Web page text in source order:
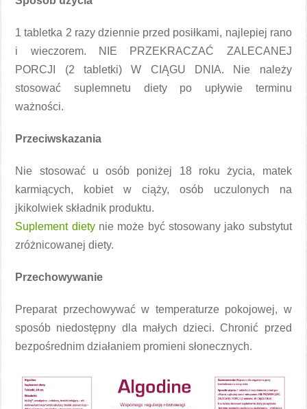
1 tabletka 2 razy dziennie przed posiłkami, najlepiej rano
i wieczorem. NIE PRZEKRACZAĆ ZALECANEJ
PORCJI (2 tabletki) W CIĄGU DNIA. Nie należy
stosować suplemnetu diety po upływie terminu
ważności.
Przeciwskazania
Nie stosować u osób poniżej 18 roku życia, matek
karmiących, kobiet w ciąży, osób uczulonych na
jkikolwiek składnik produktu.
Suplement dietynie może być stosowany jako substytut
zróżnicowanej diety.
Przechowywanie
Preparat przechowywać w temperaturze pokojowej, w
sposób niedostępny dla małych dzieci. Chronić przed
bezpośrednim działaniem promieni słonecznych.